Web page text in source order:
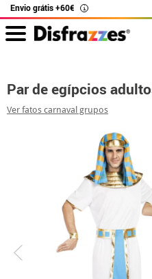
Envio grátis +60€ i
Par de egípcios
Ver fatos carnaval grupos